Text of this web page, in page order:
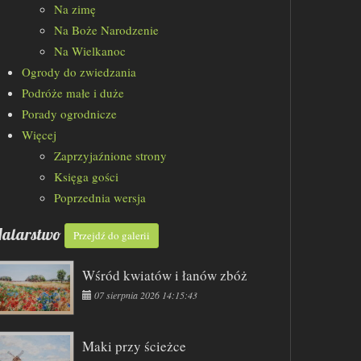
Na zimę
Na Boże Narodzenie
Na Wielkanoc
Ogrody do zwiedzania
Podróże małe i duże
Porady ogrodnicze
Więcej
Zaprzyjaźnione strony
Księga gości
Poprzednia wersja
Przejdź do galerii
Wśród kwiatów i łanów zbóż
07 sierpnia 2026 14:15:43
Maki przy ścieżce